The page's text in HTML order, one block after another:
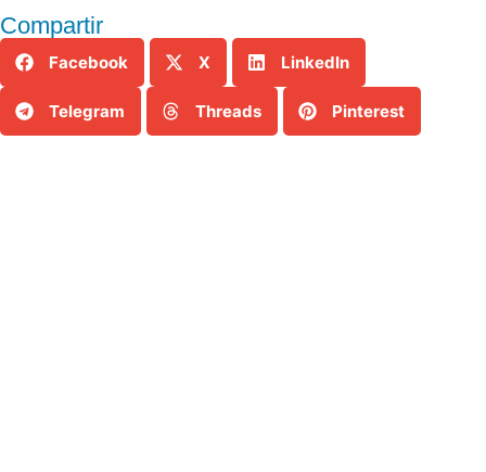
Compartir
Facebook X LinkedIn
Telegram Threads Pinterest